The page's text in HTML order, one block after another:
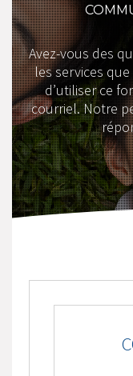
Avez-vous des
les services
d’utiliser ce
courriel. Notre